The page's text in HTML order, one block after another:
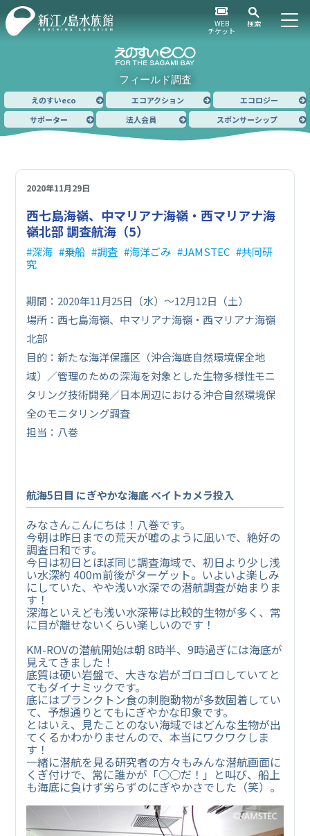
WEB
チケット
検索
フィールド調査
えのすいeco エコアクション
エコロジー
サポーター
法人会員 スポンサーシップ
2020年11月29日
西七島海嶺、中マリアナ海嶺・西マリアナ海
嶺北部 調査航海（5）
深海 乗船 調査 海洋ごみ JAMSTEC
共同研
究
期間：2020年11月25日（水）～12月12日（土）
場所：西七島海嶺、中マリアナ海嶺・西マリアナ海嶺
北部
目的：新たな海洋保護区（沖合海底自然環境保全地
域）／管理のための深海を対象とした生物多様性モニ
タリング技術開発／日本周辺における沖合自然環境保
全のモニタリング調査
担当：八巻
航海5日目 にぎやかな海底 ベイトカメラ投入
みなさんこんにちは！八巻です。
今朝は昨日までの荒天が嘘のように凪いで、絶好の
調査日和です。
今日は初日とほぼ同じ調査海域で、初日より少し浅
い水深約 400m前後がターゲット。いよいよ楽しみ
にしていた、やや浅い水深での潜航調査が始まりま
す！
深海といえども浅い水深帯は比較的生物が多く、常
に目が離せないくらい楽しいのです！
KM-ROVの潜航開始は朝 8時半、9時過ぎには海底が
見えてきました！
底質は硬い岩盤で、大きな岩がゴロゴロしていてと
てもダイナミックです。
底にはプランクトン食の刺胞動物が多数固着してい
て、予想通りとてもにぎやかな印象です。
とはいえ、見たことのない海域ではどんな生物が出
てくるかわかりませんので、本当にワクワクしま
す！
一緒に潜航を見る研究者の方々もみんな潜航画面に
くぎ付けで、常に誰かが「○○だ！」と叫び、船上
も海底に負けず劣らずのにぎやかさでした（笑）。